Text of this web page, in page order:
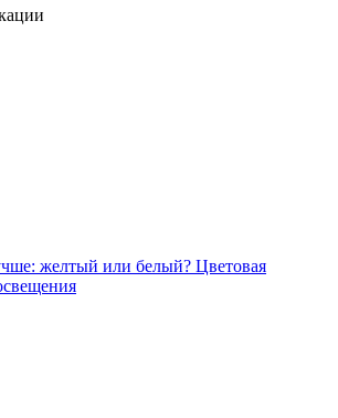
желтый или белый? Цветовая